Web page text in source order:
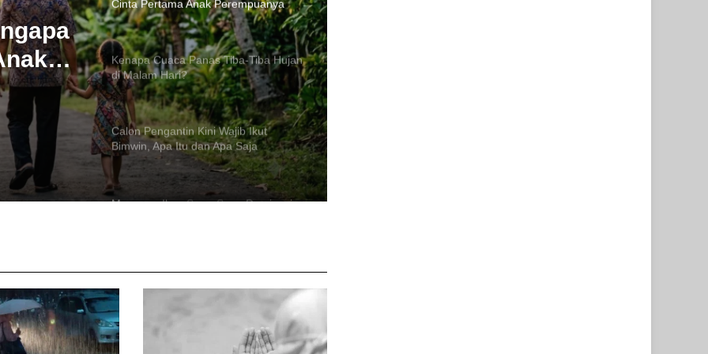
Tiba-
Kenapa Cuaca Panas Tiba-Tiba Hujan
di Malam Hari?
Calon Pengantin Kini Wajib Ikut
Bimwin, Apa Itu dan Apa Saja
Syaratnya?
Mengapa Ikan Sapu-Sapu Dominasi
Sungai Tercemar? Ini Penjelasan
Dosen UNAIR
Tampil Mengejutkan, PWI Pastikan
Tiket Final Mini Turnamen Domino